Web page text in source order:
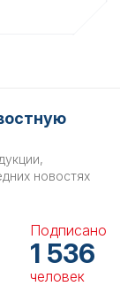
новостях
Подписано
1 536
человек